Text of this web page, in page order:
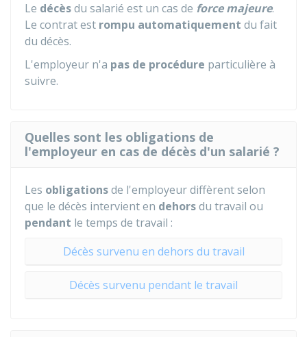
Le décèsdu salarié est un cas de force majeure.
Le contrat est rompu automatiquement du fait
du décès.
L'employeur n'a pas de procédure particulière à
suivre.
Quelles sont les obligations de
l'employeur en cas de décès d'un salarié ?
Les obligationsde l'employeur diffèrent selon
que le décès intervient en dehorsdu travail ou
pendant le temps de travail :
Décès survenu en dehors du travail
Décès survenu pendant le travail